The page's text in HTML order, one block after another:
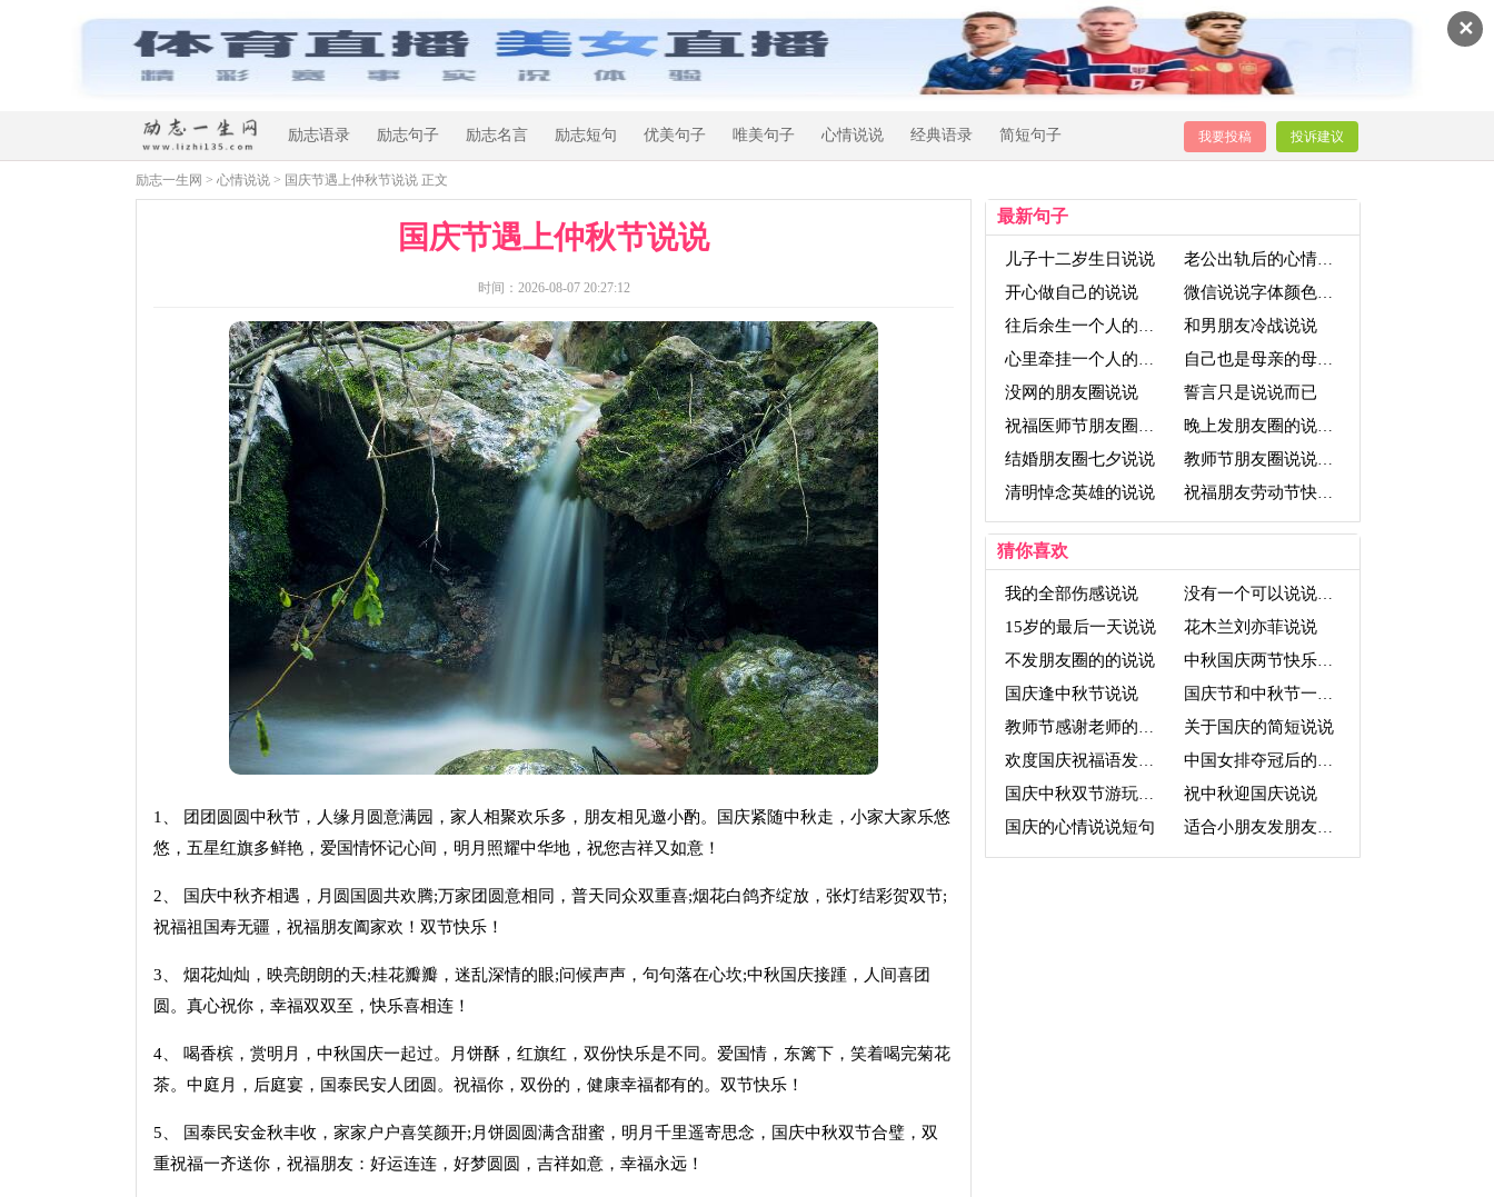
✕
励志语录 励志句子 励志名言 励志短句 优美句子 唯美句子 心情说说 经典语录 简短句子 我要投稿 投诉建议
励志一生网 > 心情说说 > 国庆节遇上仲秋节说说 正文
国庆节遇上仲秋节说说
时间：2026-08-07 20:27:12
1、 团团圆圆中秋节，人缘月圆意满园，家人相聚欢乐多，朋友相见邀小酌。国庆紧随中秋走，小家大家乐悠
悠，五星红旗多鲜艳，爱国情怀记心间，明月照耀中华地，祝您吉祥又如意！
2、 国庆中秋齐相遇，月圆国圆共欢腾;万家团圆意相同，普天同众双重喜;烟花白鸽齐绽放，张灯结彩贺双节;
祝福祖国寿无疆，祝福朋友阖家欢！双节快乐！
3、 烟花灿灿，映亮朗朗的天;桂花瓣瓣，迷乱深情的眼;问候声声，句句落在心坎;中秋国庆接踵，人间喜团
圆。真心祝你，幸福双双至，快乐喜相连！
4、 喝香槟，赏明月，中秋国庆一起过。月饼酥，红旗红，双份快乐是不同。爱国情，东篱下，笑着喝完菊花
茶。中庭月，后庭宴，国泰民安人团圆。祝福你，双份的，健康幸福都有的。双节快乐！
5、 国泰民安金秋丰收，家家户户喜笑颜开;月饼圆圆满含甜蜜，明月千里遥寄思念，国庆中秋双节合璧，双
重祝福一齐送你，祝福朋友：好运连连，好梦圆圆，吉祥如意，幸福永远！
最新句子
儿子十二岁生日说说 老公出轨后的心情说说
开心做自己的说说
微信说说字体颜色代码
和男朋友冷战说说
自己也是母亲的母亲节说说
没网的朋友圈说说 誓言只是说说而已
晚上发朋友圈的说说短句
结婚朋友圈七夕说说 教师节朋友圈说说大全
清明悼念英雄的说说 祝福朋友劳动节快乐的说说
猜你喜欢
我的全部伤感说说 没有一个可以说说话的
15岁的最后一天说说
花木兰刘亦菲说说
不发朋友圈的的说说
中秋国庆两节快乐说说
国庆逢中秋节说说
国庆节和中秋节一天的说说
教师节感谢老师的简短说说
关于国庆的简短说说
欢度国庆祝福语发说说
中国女排夺冠后的说说
国庆中秋双节游玩说说
祝中秋迎国庆说说
国庆的心情说说短句
适合小朋友发朋友圈的说说